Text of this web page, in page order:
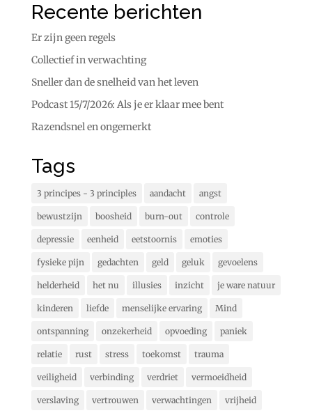
Recente berichten
Er zijn geen regels
Collectief in verwachting
Sneller dan de snelheid van het leven
Podcast 15/7/2026: Als je er klaar mee bent
Razendsnel en ongemerkt
Tags
3 principes - 3 principles aandacht angst
bewustzijn boosheid burn-out controle
depressie eenheid eetstoornis emoties
fysieke pijn gedachten geld geluk gevoelens
helderheid het nu illusies inzicht je ware natuur
kinderen liefde menselijke ervaring Mind
ontspanning onzekerheid opvoeding paniek
relatie rust stress toekomst trauma
veiligheid verbinding verdriet vermoeidheid
verslaving vertrouwen verwachtingen vrijheid